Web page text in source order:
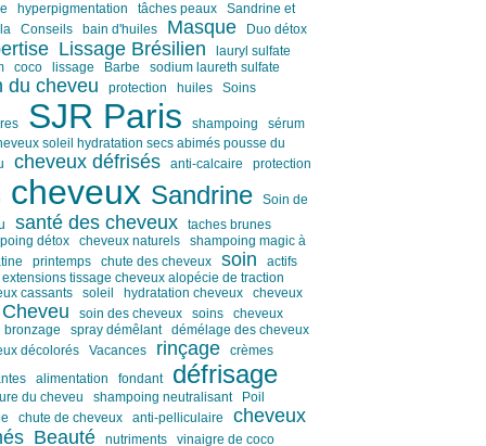
hyperpigmentation tâches peaux
Sandrine et
Conseils bain d'huiles Masque Duo détox
Lissage Brésilien
lauryl sulfate
coco lissage Barbe sodium laureth sulfate
du cheveu protection huiles Soins
SJR Paris shampoing
sérum
soleil hydratation secs abimés pousse du
cheveux défrisés anti-calcaire protection
cheveux Sandrine
Soin de
santé des cheveux
taches brunes
détox
cheveux naturels
shampoing magic à
printemps chute des cheveux soin
actifs
extensions tissage cheveux alopécie de traction
cassants
soleil hydratation cheveux
cheveux
Cheveu soin des cheveux soins
cheveux
bronzage spray démêlant
démélage des cheveux
décolorés
Vacances rinçage
crèmes
alimentation fondant défrisage
du cheveu shampoing neutralisant
Poil
chute de cheveux anti-pelliculaire
cheveux
Beauté nutriments
vinaigre de coco